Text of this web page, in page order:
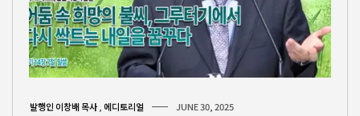
발행인 이창배 목사 에디토리얼 JUNE 30, 2025